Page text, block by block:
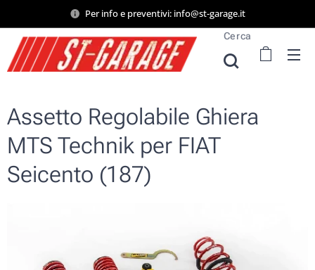
Per info e preventivi: info@st-garage.it
Cerca
Assetto Regolabile Ghiera
MTS Technik per FIAT
Seicento (187)